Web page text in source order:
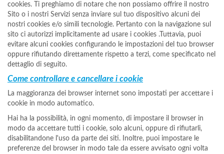
cookies. Ti preghiamo di notare che non possiamo offrire il nostro
Sito o i nostri Servizi senza inviare sul tuo dispositivo alcuni dei
nostri cookies e/o simili tecnologie. Pertanto con la navigazione sul
sito ci autorizzi implicitamente ad usare i cookies .Tuttavia, puoi
evitare alcuni cookies configurando le impostazioni del tuo browser
oppure rifiutando direttamente rispetto a terzi, come specificato nel
dettaglio di seguito.
Come controllare e cancellare i cookie
La maggioranza dei browser internet sono impostati per accettare i
cookie in modo automatico.
Hai ha la possibilità, in ogni momento, di impostare il browser in
modo da accettare tutti i cookie, solo alcuni, oppure di rifiutarli,
disabilitandone l'uso da parte dei siti. Inoltre, puoi impostare le
preferenze del browser in modo tale da essere avvisato ogni volta